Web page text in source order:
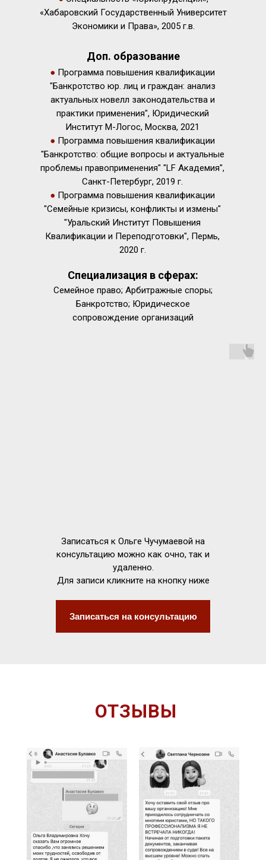
Специализация в сферах:
Семейное право; Арбитражные споры;
Банкротство; Юридическое
сопровождение организаций
«Хабаровский Государственный Университет
Экономики и Права», 2005 г.в.
Доп. образование
● Программа повышения квалификации
"Банкротство юр. лиц и граждан: анализ
актуальных новелл законодательства и
практики применения", Юридический
Институт М-Логос, Москва, 2021
● Программа повышения квалификации
"Банкротство: общие вопросы и актуальные
проблемы правоприменения" "LF Академия",
Санкт-Петербург, 2019 г.
● Программа повышения квалификации
"Семейные кризисы, конфликты и измены"
"Уральский Институт Повышения
Квалификации и Переподготовки", Пермь,
2020 г.
Записаться на консультацию
Записаться к Ольге Чучумаевой на
консультацию можно как очно, так и
удаленно.
Для записи кликните на кнопку ниже
ОТЗЫВЫ